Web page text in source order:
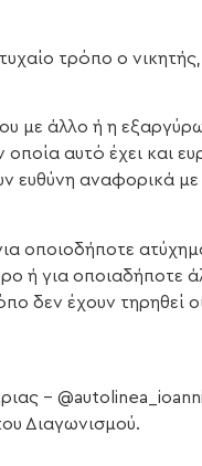
τρόπο ο
με άλλο ή η
αυτό έχει και
ευθύνη αναφορικά
οποιοδήποτε
ή για οποιαδήποτε
δεν έχουν τηρηθεί
–
Διαγωνισμού.